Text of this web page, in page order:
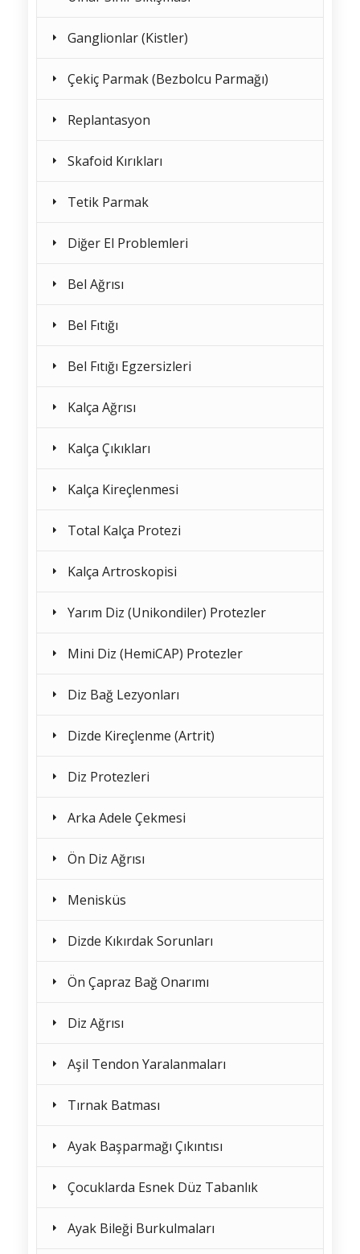
Ganglionlar (Kistler)
Çekiç Parmak (Bezbolcu Parmağı)
Replantasyon
Skafoid Kırıkları
Tetik Parmak
Diğer El Problemleri
Bel Ağrısı
Bel Fıtığı
Bel Fıtığı Egzersizleri
Kalça Ağrısı
Kalça Çıkıkları
Kalça Kireçlenmesi
Total Kalça Protezi
Kalça Artroskopisi
Yarım Diz (Unikondiler) Protezler
Mini Diz (HemiCAP) Protezler
Diz Bağ Lezyonları
Dizde Kireçlenme (Artrit)
Diz Protezleri
Arka Adele Çekmesi
Ön Diz Ağrısı
Menisküs
Dizde Kıkırdak Sorunları
Ön Çapraz Bağ Onarımı
Diz Ağrısı
Aşil Tendon Yaralanmaları
Tırnak Batması
Ayak Başparmağı Çıkıntısı
Çocuklarda Esnek Düz Tabanlık
Ayak Bileği Burkulmaları